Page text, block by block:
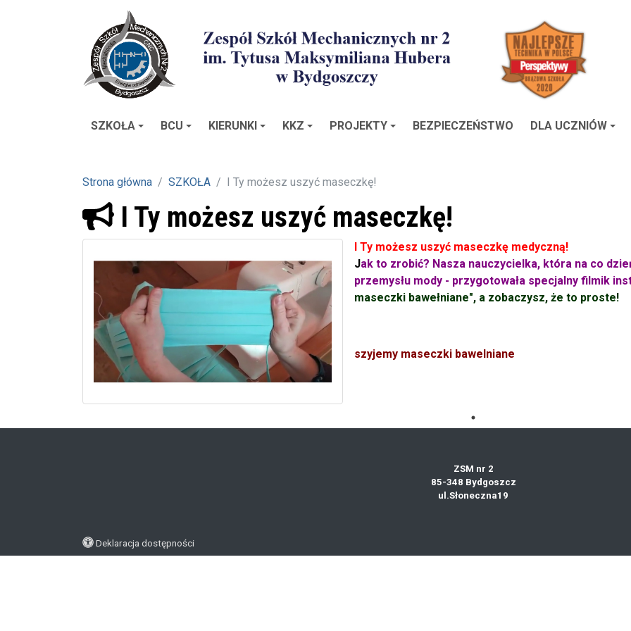
SZKOŁA BCU KIERUNKI KKZ PROJEKTY BEZPIECZEŃSTWO DLA UCZNIÓW
Strona główna SZKOŁA I Ty możesz uszyć maseczkę!
I Ty możesz uszyć maseczkę!
I Ty możesz uszyć maseczkę medyczną!
Jak to zrobić? Nasza nauczycielka, która na co
przemysłu mody - przygotowała specjalny filmik
maseczki bawełniane", a zobaczysz, że to proste!
szyjemy maseczki bawelniane
ZSM nr 2
85-348 Bydgoszcz
ul.Słoneczna19
Deklaracja dostępności